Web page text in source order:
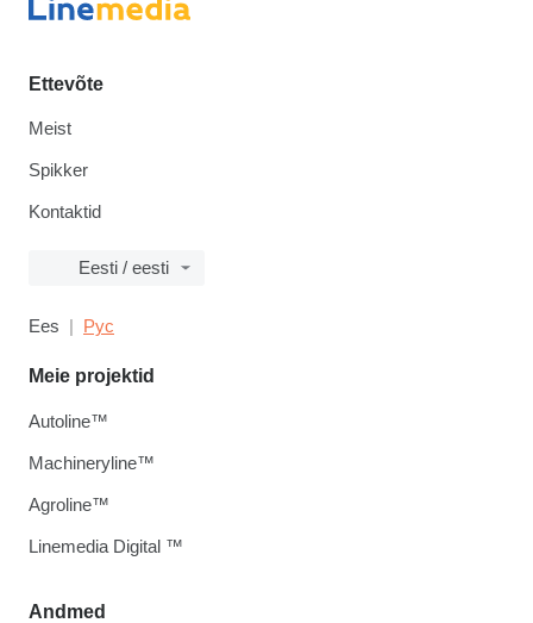
Ettevõte
Meist
Spikker
Kontaktid
Eesti / eesti
Ees Рус
Andmed
Meie projektid
Autoline™
Machineryline™
Agroline™
Linemedia Digital ™